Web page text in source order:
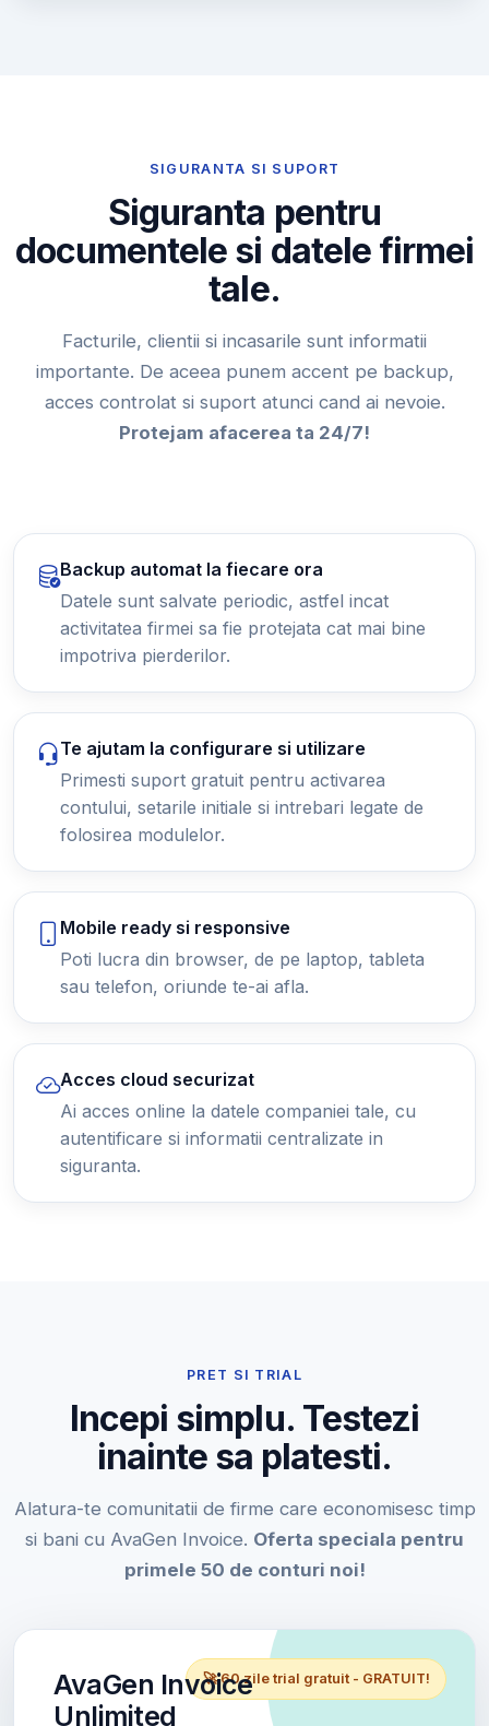
SIGURANTA SI SUPORT
Siguranta pentru
documentele si datele firmei
tale.
Facturile, clientii si incasarile sunt informatii
importante. De aceea punem accent pe backup,
acces controlat si suport atunci cand ai nevoie.
Protejam afacerea ta 24/7!
Backup automat la fiecare ora
Datele sunt salvate periodic, astfel incat
activitatea firmei sa fie protejata cat mai bine
impotriva pierderilor.
Te ajutam la configurare si utilizare
Primesti suport gratuit pentru activarea
contului, setarile initiale si intrebari legate de
folosirea modulelor.
Mobile ready si responsive
Poti lucra din browser, de pe laptop, tableta
sau telefon, oriunde te-ai afla.
Acces cloud securizat
Ai acces online la datele companiei tale, cu
autentificare si informatii centralizate in
siguranta.
PRET SI TRIAL
Incepi simplu. Testezi
inainte sa platesti.
Alatura-te comunitatii de firme care economisesc timp
si bani cu AvaGen Invoice. Oferta speciala pentru
primele 50 de conturi noi!
🚀 60 zile trial gratuit - GRATUIT!
AvaGen Invoice
Unlimited